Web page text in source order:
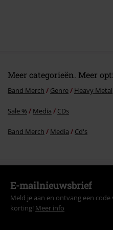
Meer categorieën. Meer
Band Merch Genre Heavy Metal
Sale % Media CDs
Band Merch Media Cd's
E-mailnieuwsbrief
Meld je aan en ontvang een code
korting! Meer info